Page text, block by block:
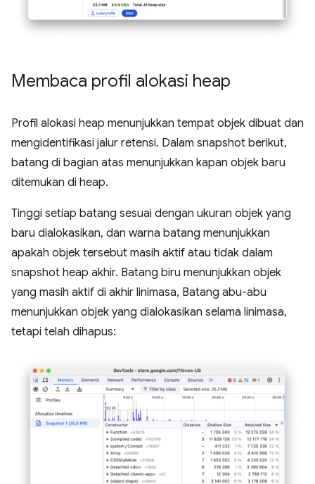
Membaca profil alokasi heap
Profil alokasi heap menunjukkan tempat objek dibuat dan
mengidentifikasi jalur retensi. Dalam snapshot berikut,
batang di bagian atas menunjukkan kapan objek baru
ditemukan di heap.
Tinggi setiap batang sesuai dengan ukuran objek yang
baru dialokasikan, dan warna batang menunjukkan
apakah objek tersebut masih aktif atau tidak dalam
snapshot heap akhir. Batang biru menunjukkan objek
yang masih aktif di akhir linimasa, Batang abu-abu
menunjukkan objek yang dialokasikan selama linimasa,
tetapi telah dihapus: